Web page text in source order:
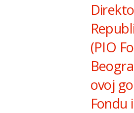
(PIO
ovoj
Fondu